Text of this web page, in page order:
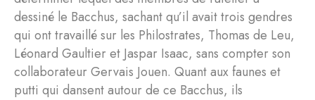
dessiné le Bacchus, sachant qu’il avait trois gendres
qui ont travaillé sur les Philostrates, Thomas de Leu,
Léonard Gaultier et Jaspar Isaac, sans compter son
collaborateur Gervais Jouen. Quant aux faunes et
putti qui dansent autour de ce Bacchus, ils